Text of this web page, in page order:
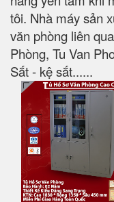
tôi. Nhà máy sản
văn phòng liên
Phòng, Tu Van
Sắt - kệ sắt......